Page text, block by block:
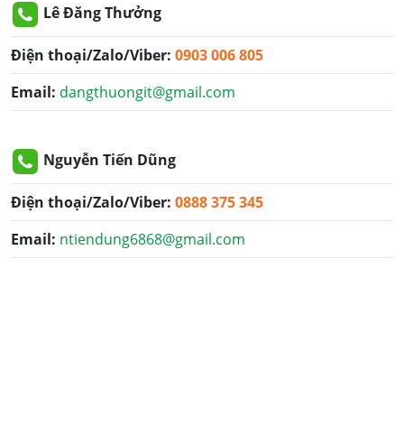
Lê Đăng Thưởng
Điện thoại/Zalo/Viber: 0903 006 805
Email: dangthuongit@gmail.com
Nguyễn Tiến Dũng
Điện thoại/Zalo/Viber: 0888 375 345
Email: ntiendung6868@gmail.com